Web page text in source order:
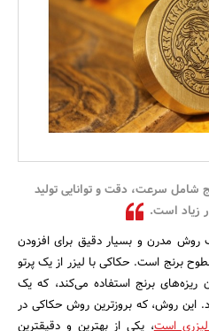
بانک، بیمه و سرمایه
مسکن و ساختمان
شامل سرعت، دقت و توانایی تولید
زیاد است.
روش مدرن و بسیار دقیق برای افزودن
برنج است. حکاکی با لیزر از یک پرتو
ریزه‌های برنج استفاده می‌کند، که یک
این روش، که بروزترین روش حکاکی در
است، یکی از بهترین و دقیقترین